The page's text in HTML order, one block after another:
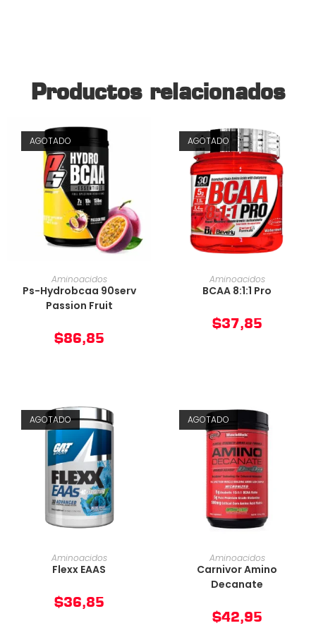
Productos relacionados
AGOTADO
AÑADIR AL CARRITO
Aminoacidos
Ps-Hydrobcaa 90serv
Passion Fruit
$86,85
AGOTADO
AÑADIR AL CARRITO
Aminoacidos
BCAA 8:1:1 Pro
$37,85
AGOTADO
AÑADIR AL CARRITO
Aminoacidos
Flexx EAAS
$36,85
AGOTADO
AÑADIR AL CARRITO
Aminoacidos
Carnivor Amino
Decanate
$42,95